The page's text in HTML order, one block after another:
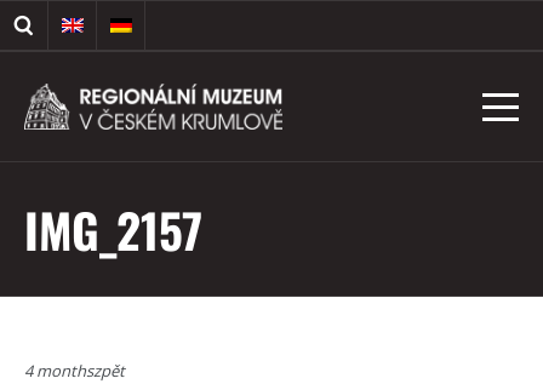
IMG_2157
4 monthszpět